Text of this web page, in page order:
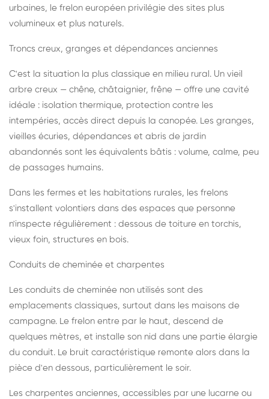
urbaines, le frelon européen privilégie des sites plus
volumineux et plus naturels.
Troncs creux, granges et dépendances anciennes
C'est la situation la plus classique en milieu rural. Un vieil
arbre creux — chêne, châtaignier, frêne — offre une cavité
idéale : isolation thermique, protection contre les
intempéries, accès direct depuis la canopée. Les granges,
vieilles écuries, dépendances et abris de jardin
abandonnés sont les équivalents bâtis : volume, calme, peu
de passages humains.
Dans les fermes et les habitations rurales, les frelons
s'installent volontiers dans des espaces que personne
n'inspecte régulièrement : dessous de toiture en torchis,
vieux foin, structures en bois.
Conduits de cheminée et charpentes
Les conduits de cheminée non utilisés sont des
emplacements classiques, surtout dans les maisons de
campagne. Le frelon entre par le haut, descend de
quelques mètres, et installe son nid dans une partie élargie
du conduit. Le bruit caractéristique remonte alors dans la
pièce d'en dessous, particulièrement le soir.
Les charpentes anciennes, accessibles par une lucarne ou